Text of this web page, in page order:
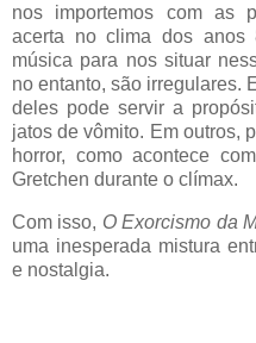
nos importemos com as
acerta no clima dos anos
música para nos situar
no entanto, são irregulares.
deles pode servir a
jatos de vômito. Em outros,
horror, como acontece
Gretchen durante o clímax.
Com isso, O Exorcismo da
uma inesperada mistura
e nostalgia.